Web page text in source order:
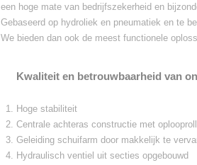
een hoge mate van bedrijfszekerheid en
Gebaseerd op hydroliek en pneumatiek en te
We bieden dan ook de meest functionele
Kwaliteit en betrouwbaarheid van
Hoge stabiliteit
Centrale achteras constructie met
Geleiding schuifarm door makkelijk te
Hydraulisch ventiel uit secties opgebouwd